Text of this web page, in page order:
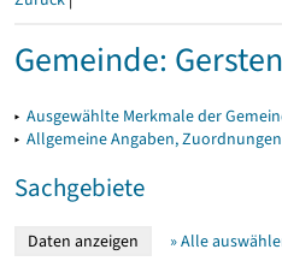
Gemeinde:
▸ Ausgewählte Merkmale der
▸ Allgemeine Angaben, Zuordnungen
Sachgebiete
» Alle